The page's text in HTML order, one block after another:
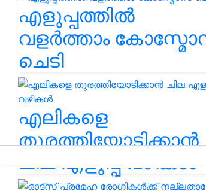
എളുപ്പത്തിൽ
വളർത്താം
ചെടി
എലികളെ
തുരത്തിയോടിക്കാൻ
ചില എളുപ്പ വഴികൾ